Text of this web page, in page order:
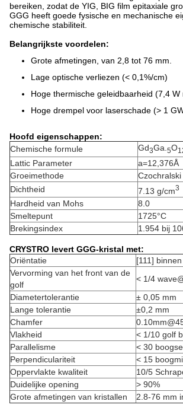
bereiken, zodat de YIG, BIG film epitaxiale
GGG heeft goede fysische en mechanische
chemische stabiliteit.
Belangrijkste voordelen:
Grote afmetingen, van 2,8 tot 76 mm.
Lage optische verliezen (< 0,1%/cm)
Hoge thermische geleidbaarheid (7,4 W
Hoge drempel voor laserschade (> 1
Hoofd eigenschappen:
Chemische formule
Gd3Ga. 5O
Lattic Parameter
a=12,376Å
Groeimethode
Czochralski
Dichtheid
7.13 g/cm3
Hardheid van Mohs
8.0
Smeltepunt
1725°C
Brekingsindex
1.954 bij
CRYSTRO levert GGG-kristal met:
Oriëntatie
[111]
Vervorming van het front van de
golf
< 1/4
Diametertolerantie
± 0,05 mm
Lange tolerantie
±0,2 mm
Chamfer
Vlakheid
< 1/10 golf
Parallelisme
< 30
Perpendiculariteit
< 15
Oppervlakte kwaliteit
10/5
Duidelijke opening
> 90%
Grote afmetingen van kristallen
2.8-76 mm